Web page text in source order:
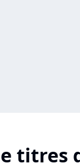
titres